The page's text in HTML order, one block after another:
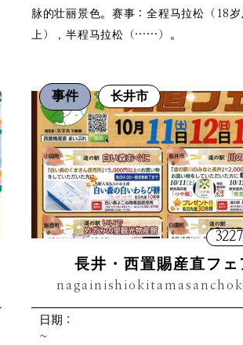
脉的壮丽景色。赛事：全程马拉松（18岁
上），半程马拉松（……）。
事件 长井市
3227
長井・西置賜産直フェ
日期：
~